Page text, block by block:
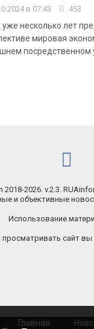
в 07:43 453
несколько лет
мировая
посредственном
2018-2026. v.2.3.
и объективные
Использование
сайт вы
Главная